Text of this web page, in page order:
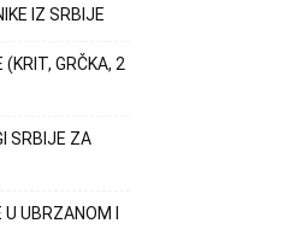
IZ SRBIJE
GRČKA, 2
SRBIJE ZA
UBRZANOM I